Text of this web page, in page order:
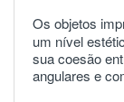
Os objetos
um nível
sua coesão
angulares e